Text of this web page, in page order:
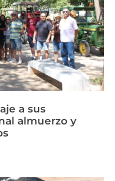
a sus
almuerzo y